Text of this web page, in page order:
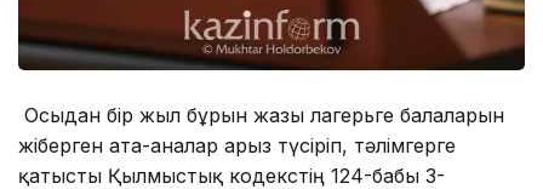
​ ​Осыдан бір жыл бұрын жазғы лагерьге балаларын
жіберген ата-аналар арыз түсіріп, тәлімгерге
қатысты Қылмыстық кодекстің 124-бабы 3-